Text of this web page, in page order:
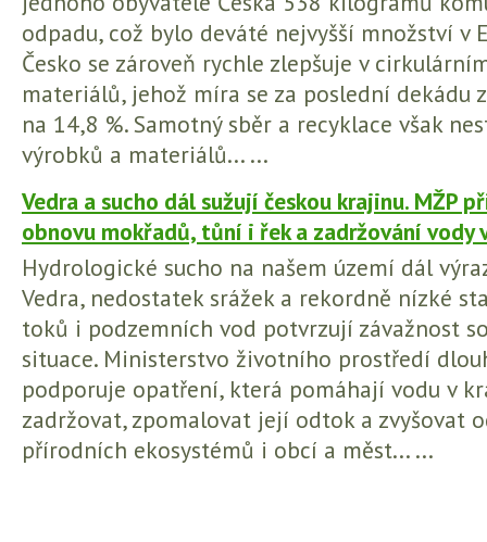
odpadu, což bylo deváté nejvyšší množství v
Česko se zároveň rychle zlepšuje v
materiálů, jehož míra se za poslední dekádu
na 14,8 %. Samotný sběr a recyklace však
výrobků a materiálů... ...
Vedra a sucho dál sužují českou krajinu. MŽP
obnovu mokřadů, tůní i řek a zadržování vody
Hydrologické sucho na našem území dál
Vedra, nedostatek srážek a rekordně nízké
toků i podzemních vod potvrzují závažnost
situace. Ministerstvo životního prostředí
podporuje opatření, která pomáhají vodu v
zadržovat, zpomalovat její odtok a zvyšovat
přírodních ekosystémů i obcí a měst... ...